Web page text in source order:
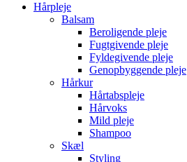
Hårpleje
Balsam
Beroligende pleje
Fugtgivende pleje
Fyldegivende pleje
Genopbyggende pleje
Hårkur
Hårtabspleje
Hårvoks
Mild pleje
Shampoo
Skæl
Styling